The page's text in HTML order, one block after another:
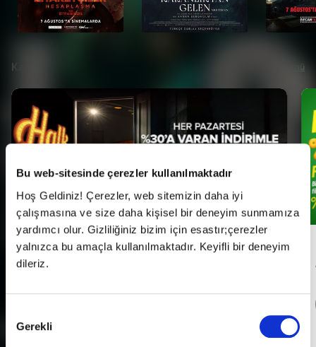
Bu web-sitesinde çerezler kullanılmaktadır
Hoş Geldiniz! Çerezler, web sitemizin daha iyi
çalışmasına ve size daha kişisel bir deneyim sunmamıza
yardımcı olur. Gizliliğiniz bizim için esastır;çerezler
yalnızca bu amaçla kullanılmaktadır. Keyifli bir deneyim
dileriz.
Seçimi
Gerekli
Kampanyalar Tümü
Her Pazartesi Halk Günü!